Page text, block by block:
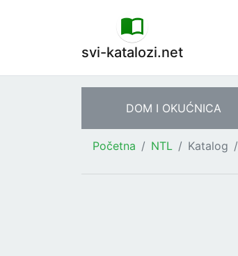
svi-katalozi.net
DOM I OKUĆNICA
Početna NTL Katalog